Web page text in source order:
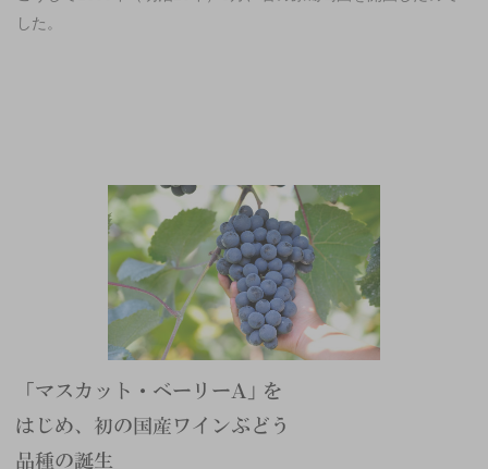
した。